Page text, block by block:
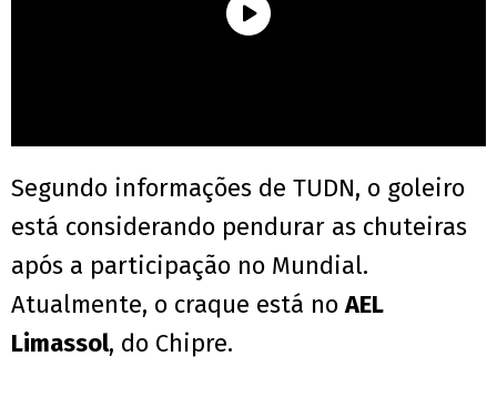
Segundo informações de TUDN, o goleiro
está considerando pendurar as chuteiras
após a participação no Mundial.
Atualmente, o craque está noAEL
Limassol, do Chipre.